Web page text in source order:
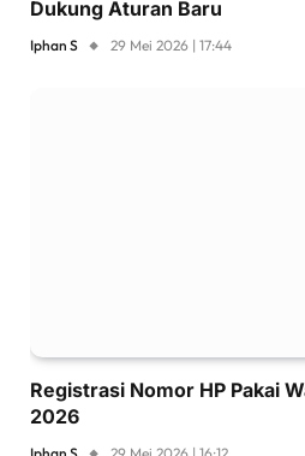
Dukung Aturan Baru
Iphan S 29 Mei 2026 | 17:44
Registrasi Nomor HP Pakai
2026